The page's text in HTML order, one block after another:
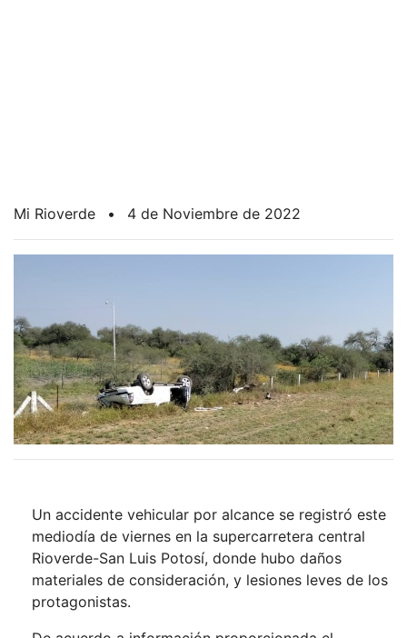
Mi Rioverde • 4 de Noviembre de 2022
Un accidente vehicular por alcance se registró este
mediodía de viernes en la supercarretera central
Rioverde-San Luis Potosí, donde hubo daños
materiales de consideración, y lesiones leves de los
protagonistas.